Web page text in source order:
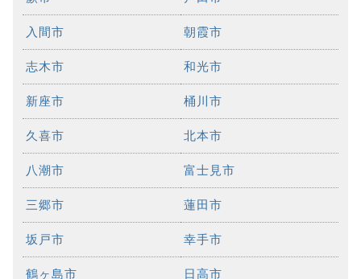
入間市 朝霞市
志木市 和光市
新座市 桶川市
久喜市 北本市
八潮市 富士見市
三郷市 蓮田市
坂戸市 幸手市
鶴ヶ島市 日高市